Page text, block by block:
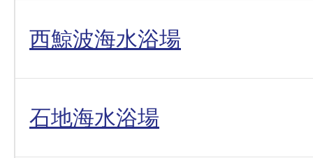
西鯨波海水浴場
石地海水浴場